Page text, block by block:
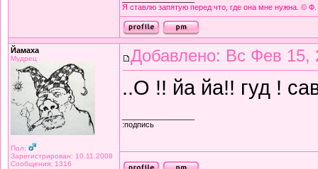
Я ставлю запятую перед что, где она мне нужна. ©
Йамаха
Мудрец
Пол:
Зарегистрирован: 10.11.2008
Сообщения: 1316
Добавлено: Вс Фев 15,
..О !! йа йа!! гуд !
:подпись